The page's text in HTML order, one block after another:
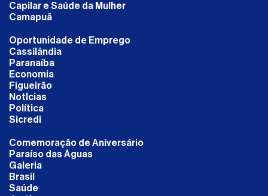
Capilar e Saúde da Mulher
Camapuã
Oportunidade de Emprego
Cassilândia
Paranaíba
Economia
Figueirão
NotÍcias
Política
Sicredi
Comemoração de Aniversário
Paraíso das Águas
Galeria
Brasil
Saúde